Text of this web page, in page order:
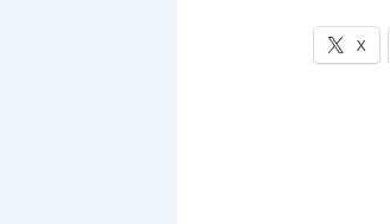
X